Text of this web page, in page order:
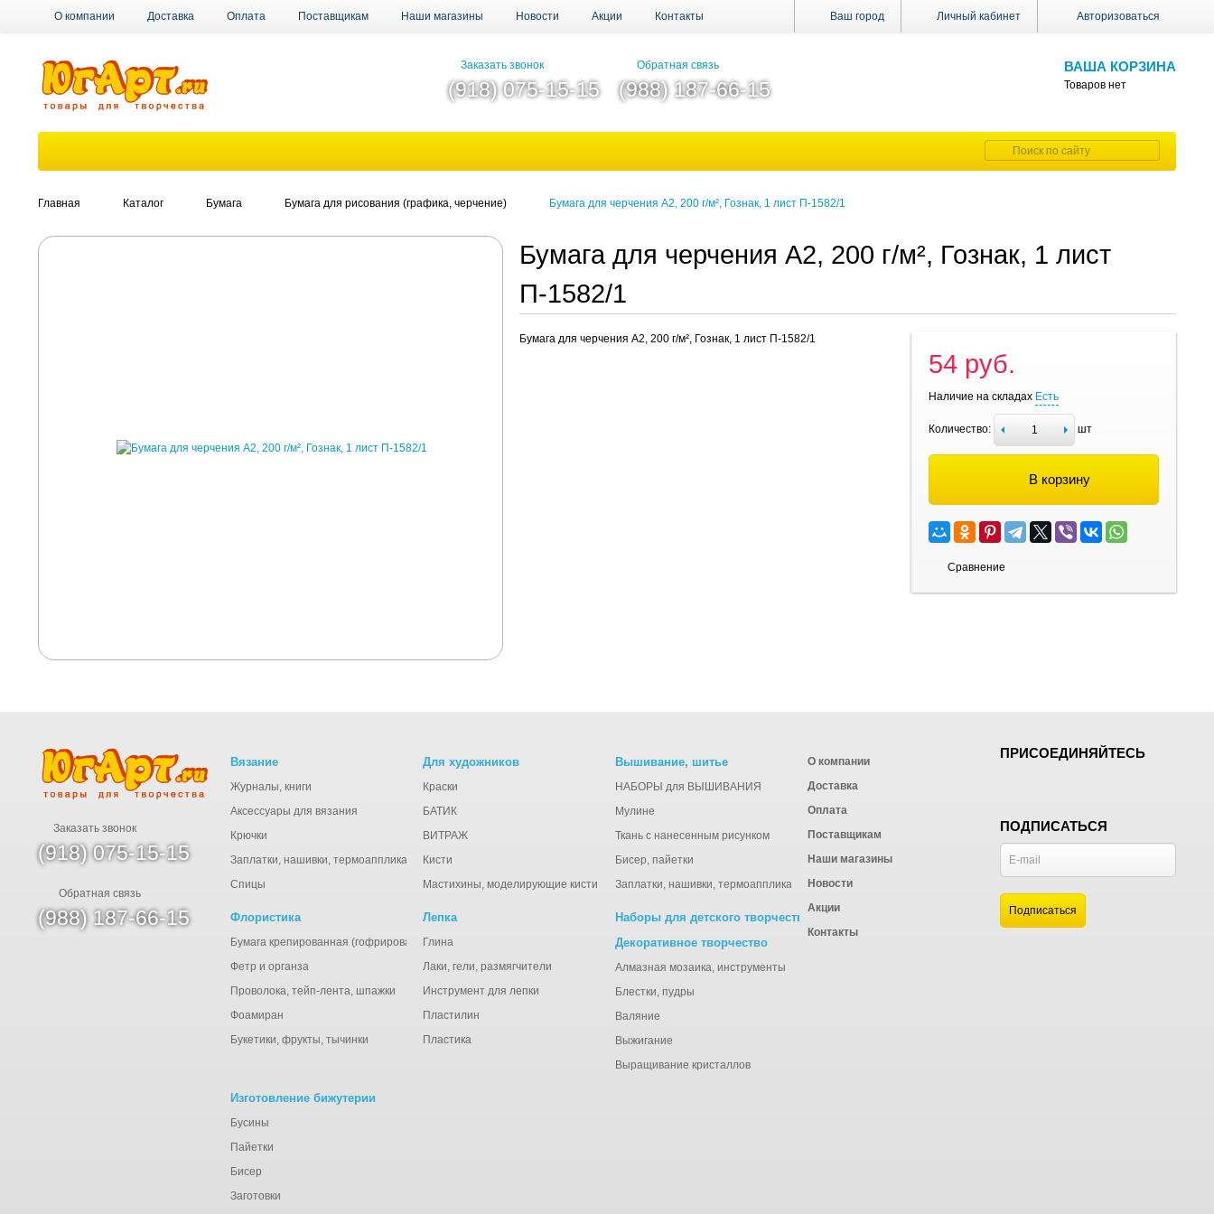
Ваш город Личный кабинет Авторизоваться
О компании Доставка Оплата Поставщикам Наши магазины Новости Акции Контакты
ВАША КОРЗИНА
Товаров нет
Заказать звонок
(918) 075-15-15
Обратная связь
(988) 187-66-15
Главная Каталог Бумага Бумага для рисования (графика, черчение) Бумага для черчения А2, 200 г/м², Гознак, 1 лист П-1582/1
Бумага для черчения А2, 200 г/м², Гознак, 1 лист
П-1582/1
Бумага для черчения А2, 200 г/м², Гознак, 1 лист П-1582/1
54 руб.
Наличие на складах Есть
Количество: шт
В корзину
Сравнение
Заказать звонок
(918) 075-15-15
Обратная связь
(988) 187-66-15
Вязание
Журналы, книги
Аксессуары для вязания
Крючки
Заплатки, нашивки, термоаппликации
Спицы
Для художников
Краски
БАТИК
ВИТРАЖ
Кисти
Мастихины, моделирующие кисти
Вышивание, шитье
НАБОРЫ для ВЫШИВАНИЯ
Мулине
Ткань с нанесенным рисунком
Бисер, пайетки
Заплатки, нашивки, термоаппликации
Флористика
Бумага крепированная (гофрированная), тишью
Фетр и органза
Проволока, тейп-лента, шпажки
Фоамиран
Букетики, фрукты, тычинки
Лепка
Глина
Лаки, гели, размягчители
Инструмент для лепки
Пластилин
Пластика
Наборы для детского творчества
Декоративное творчество
Алмазная мозаика, инструменты
Блестки, пудры
Валяние
Выжигание
Выращивание кристаллов
Изготовление бижутерии
Бусины
Пайетки
Бисер
Заготовки
О компании
Доставка
Оплата
Поставщикам
Наши магазины
Новости
Акции
Контакты
ПРИСОЕДИНЯЙТЕСЬ
ПОДПИСАТЬСЯ